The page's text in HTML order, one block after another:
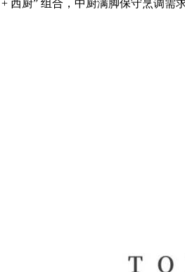
西厨” 组合，中厨满脚保守烹调